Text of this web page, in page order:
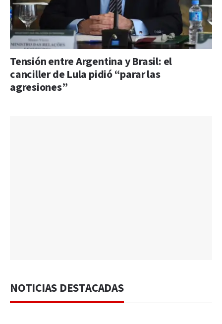
Tensión entre Argentina y Brasil: el
canciller de Lula pidió “parar las
agresiones”
NOTICIAS DESTACADAS